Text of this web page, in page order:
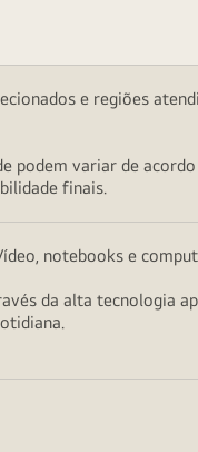
e regiões
podem variar de
finais.
notebooks e
da alta tecnologia